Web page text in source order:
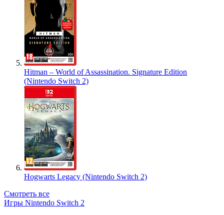
Hitman – World of Assassination. Signature Edition
(Nintendo Switch 2)
Hogwarts Legacy (Nintendo Switch 2)
Смотреть все
Игры Nintendo Switch 2